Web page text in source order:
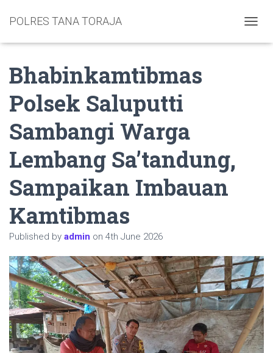
POLRES TANA TORAJA
Bhabinkamtibmas
Polsek Saluputti
Sambangi Warga
Lembang Sa’tandung,
Sampaikan Imbauan
Kamtibmas
Published by admin on 4th June 2026